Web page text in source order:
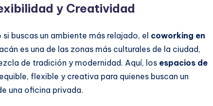
y Creatividad
buscas un ambiente más relajado, el coworking en
es una de las zonas más culturales de la ciudad,
de tradición y modernidad. Aquí, los espacios de
flexible y creativa para quienes buscan un
una oficina privada.